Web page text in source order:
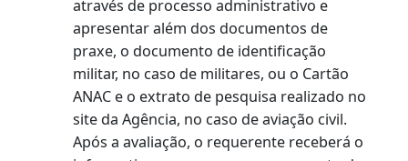
válido (que contenha foto, filiação e
naturalidade) contendo a nova
informação.
Os condutores que possuem CNHs de
outros estados deverão proceder com o
serviço de transferência/averbação de